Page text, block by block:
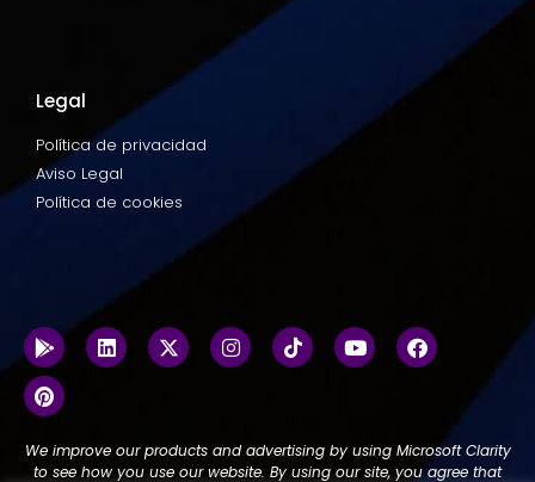
Legal
Política de privacidad
Aviso Legal
Política de cookies
We improve our products and advertising by using Microsoft Clarity
to see how you use our website. By using our site, you agree that